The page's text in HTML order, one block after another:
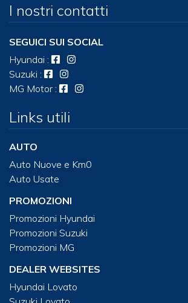
I nostri contatti
SEGUICI SUI SOCIAL
Hyundai :
Suzuki :
MG Motor :
Links utili
AUTO
Auto Nuove e Km0
Auto Usate
PROMOZIONI
Promozioni Hyundai
Promozioni Suzuki
Promozioni MG
DEALER WEBSITES
Hyundai Lovato